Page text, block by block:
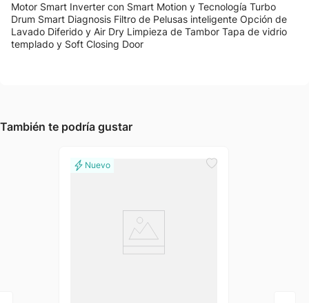
Motor Smart Inverter con Smart Motion y Tecnología Turbo
Drum Smart Diagnosis Filtro de Pelusas inteligente Opción de
Lavado Diferido y Air Dry Limpieza de Tambor Tapa de vidrio
templado y Soft Closing Door
También te podría gustar